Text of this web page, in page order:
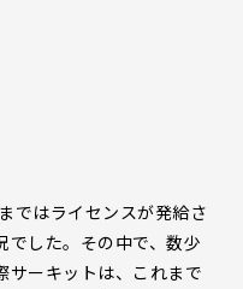
ではライセンスが発給さ
でした。その中で、数少
サーキットは、これまで